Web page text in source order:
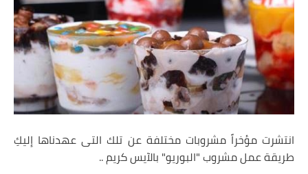
شوربات
سلطات
ساندويشات
مخبوزات
أطباق بحرية
انتشرت مؤخراً مشروبات مختلفة عن تلك التى عهدناها إليكِ
طريقة عمل مشروب "البوريو" بالآيس كريم ..